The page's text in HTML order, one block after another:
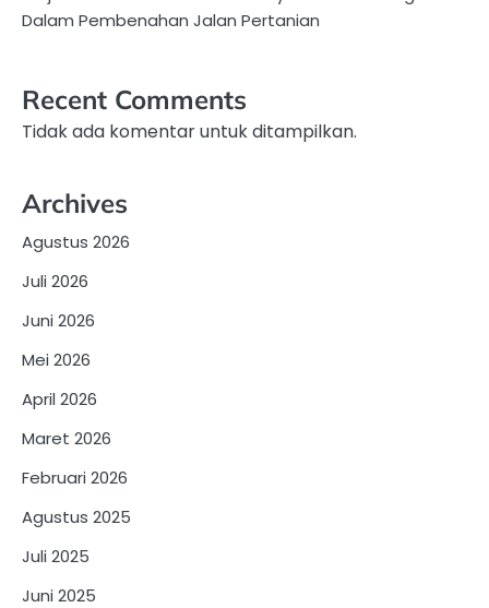
Dalam Pembenahan Jalan Pertanian
Recent Comments
Tidak ada komentar untuk ditampilkan.
Archives
Agustus 2026
Juli 2026
Juni 2026
Mei 2026
April 2026
Maret 2026
Februari 2026
Agustus 2025
Juli 2025
Juni 2025